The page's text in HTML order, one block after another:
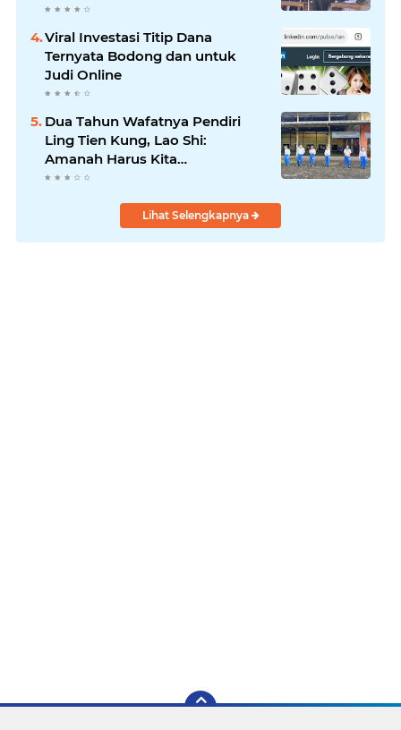
Viral Investasi Titip Dana
Ternyata Bodong dan untuk
Judi Online
Dua Tahun Wafatnya Pendiri
Ling Tien Kung, Lao Shi:
Amanah Harus Kita
Laksanakan!
Lihat Selengkapnya